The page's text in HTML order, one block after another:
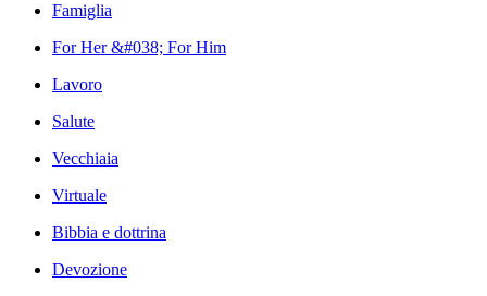
Famiglia
For Her &#038; For Him
Lavoro
Salute
Vecchiaia
Virtuale
Bibbia e dottrina
Devozione